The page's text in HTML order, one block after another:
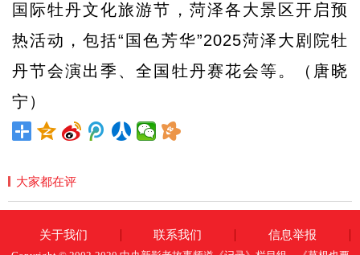
国际牡丹文化旅游节，菏泽各大景区开启预
热活动，包括“国色芳华”2025菏泽大剧院牡
丹节会演出季、全国牡丹赛花会等。（唐晓
宁）
大家都在评
关于我们 联系我们 信息举报